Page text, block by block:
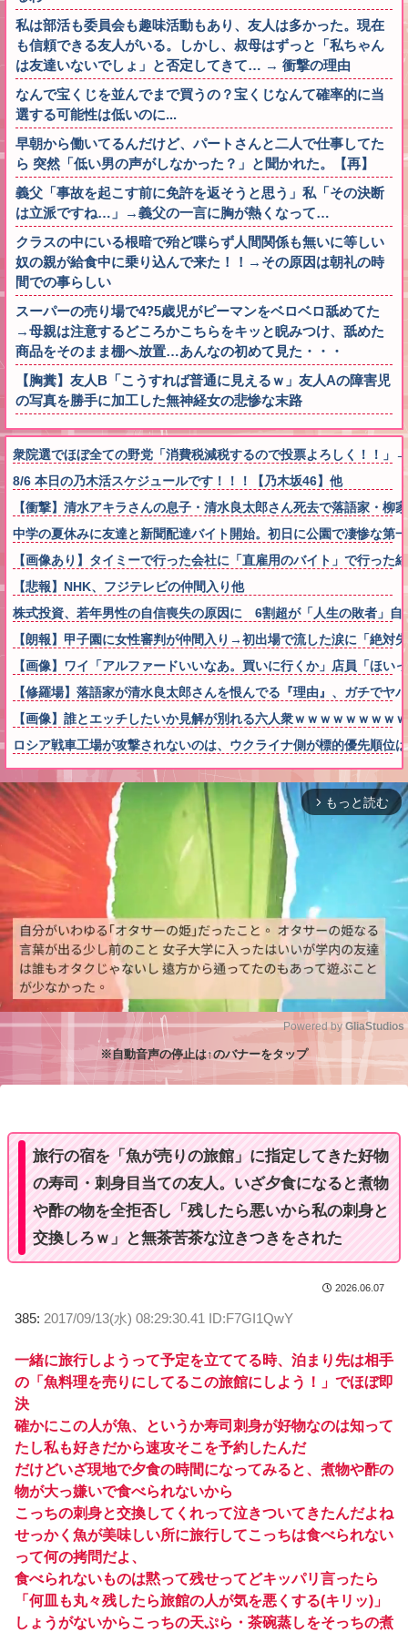
私は部活も委員会も趣味活動もあり、友人は多かった。現在
も信頼できる友人がいる。しかし、叔母はずっと「私ちゃん
は友達いないでしょ」と否定してきて… → 衝撃の理由
なんで宝くじを並んでまで買うの？宝くじなんて確率的に当
選する可能性は低いのに...
早朝から働いてるんだけど、パートさんと二人で仕事してた
ら 突然「低い男の声がしなかった？」と聞かれた。【再】
義父「事故を起こす前に免許を返そうと思う」私「その決断
は立派ですね…」→義父の一言に胸が熱くなって…
クラスの中にいる根暗で殆ど喋らず人間関係も無いに等しい
奴の親が給食中に乗り込んで来た！！→その原因は朝礼の時
間での事らしい
スーパーの売り場で4?5歳児がピーマンをベロベロ舐めてた
→母親は注意するどころかこちらをキッと睨みつけ、舐めた
商品をそのまま棚へ放置…あんなの初めて見た・・・
【胸糞】友人B「こうすれば普通に見えるｗ」友人Aの障害児
の写真を勝手に加工した無神経女の悲惨な末路
衆院選でほぼ全ての野党「消費税減税するので投票よろしく！！
8/6 本日の乃木活スケジュールです！！！【乃木坂46】他
【衝撃】清水アキラさんの息子・清水良太郎さん死去で落語家・
中学の夏休みに友達と新聞配達バイト開始。初日に公園で凄惨な
【画像あり】タイミーで行った会社に「直雇用のバイト」で行った
【悲報】NHK、フジテレビの仲間入り他
株式投資、若年男性の自信喪失の原因に 6割超が「人生の敗者」自
【朗報】甲子園に女性審判が仲間入り→初出場で流した涙に「絶対
【画像】ワイ「アルファードいいなあ。買いに行くか」店員「ほ
【修羅場】落語家が清水良太郎さんを恨んでる『理由』、ガチでヤ
【画像】誰とエッチしたいか見解が別れる六人衆ｗｗｗｗｗｗｗｗ
ロシア戦車工場が攻撃されないのは、ウクライナ側が標的優先順位
arrow_forward_ios もっと読む
M
Powered by GliaStudios
※自動音声の停止は↑のバナーをタップ
旅行の宿を「魚が売りの旅館」に指定してきた好物
の寿司・刺身目当ての友人。いざ夕食になると煮物
や酢の物を全拒否し「残したら悪いから私の刺身と
交換しろｗ」と無茶苦茶な泣きつきをされた
2026.06.07
385: 2017/09/13(水) 08:29:30.41 ID:F7GI1QwY
一緒に旅行しようって予定を立ててる時、泊まり先は相手
の「魚料理を売りにしてるこの旅館にしよう！」でほぼ即
決
確かにこの人が魚、というか寿司刺身が好物なのは知って
たし私も好きだから速攻そこを予約したんだ
だけどいざ現地で夕食の時間になってみると、煮物や酢の
物が大っ嫌いで食べられないから
こっちの刺身と交換してくれって泣きついてきたんだよね
せっかく魚が美味しい所に旅行してこっちは食べられない
って何の拷問だよ、
食べられないものは黙って残せってどキッパリ言ったら
「何皿も丸々残したら旅館の人が気を悪くする(キリッ)」
しょうがないからこっちの天ぷら・茶碗蒸しをそっちの煮